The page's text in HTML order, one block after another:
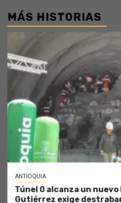
MÁS HISTORIAS
ANTIOQUIA
Túnel 0 alcanza un
Gutiérrez exige